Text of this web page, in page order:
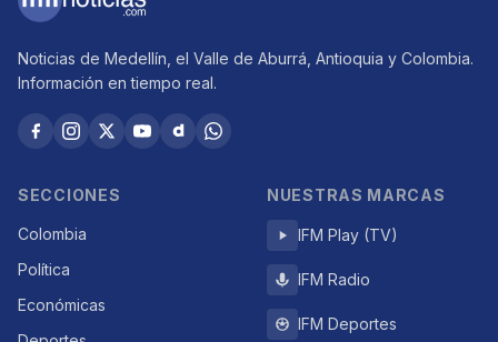
Noticias de Medellín, el Valle de Aburrá, Antioquia y Colombia.
Información en tiempo real.
SECCIONES
Colombia
Política
Económicas
NUESTRAS MARCAS
IFM Play (TV)
IFM Radio
IFM Deportes